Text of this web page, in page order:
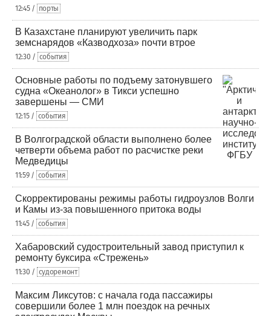
12:45 / порты
В Казахстане планируют увеличить парк
земснарядов «Казводхоза» почти втрое
12:30 / события
Основные работы по подъему затонувшего
судна «Океанолог» в Тикси успешно
завершены — СМИ
12:15 / события
В Волгоградской области выполнено более
четверти объема работ по расчистке реки
Медведицы
11:59 / события
Скорректированы режимы работы гидроузлов Волги
и Камы из-за повышенного притока воды
11:45 / события
Хабаровский судостроительный завод приступил к
ремонту буксира «Стрежень»
11:30 / судоремонт
Максим Ликсутов: с начала года пассажиры
совершили более 1 млн поездок на речных